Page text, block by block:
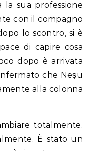
sua professione
con il compagno
lo scontro, si è
di capire cosa
dopo è arrivata
che Neșu
alla colonna
totalmente.
È stato un